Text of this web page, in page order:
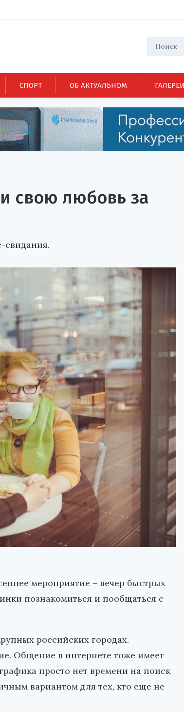
СПОРТ ОБ АКТУАЛЬНОМ ГАЛЕРЕИ
свою любовь за
мероприятие – вечер быстрых
познакомиться и пообщаться с
российских городах.
Общение в интернете тоже имеет
просто нет времени на поиск
вариантом для тех, кто еще не